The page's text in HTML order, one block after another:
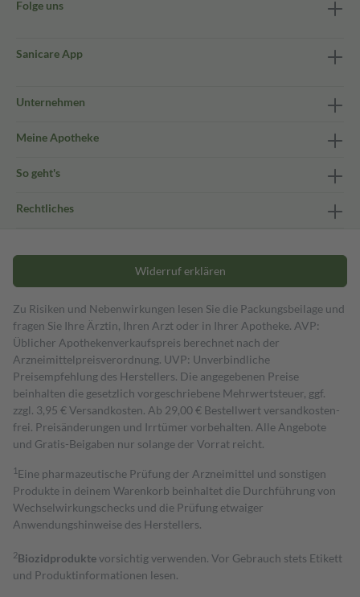
Folge uns
Sanicare App
Unternehmen
Meine Apotheke
So geht's
Rechtliches
Widerruf erklären
Zu Risiken und Nebenwirkungen lesen Sie die Packungsbeilage und
fragen Sie Ihre Ärztin, Ihren Arzt oder in Ihrer Apotheke. AVP:
Üblicher Apothekenverkaufspreis berechnet nach der
Arzneimittelpreisverordnung. UVP: Unverbindliche
Preisempfehlung des Herstellers. Die angegebenen Preise
beinhalten die gesetzlich vorgeschriebene Mehrwertsteuer, ggf.
zzgl. 3,95 € Versandkosten. Ab 29,00 € Bestell­wert versand­kosten­
frei. Preisänderungen und Irrtümer vorbehalten. Alle Angebote
und Gratis-Beigaben nur solange der Vorrat reicht.
1 Eine pharmazeutische Prüfung der Arzneimittel und sonstigen
Produkte in deinem Warenkorb beinhaltet die Durchführung von
Wechselwirkungschecks und die Prüfung etwaiger
Anwendungshinweise des Herstellers.
2Biozidproduktevorsichtig verwenden. Vor Gebrauch stets Etikett
und Produktinformationen lesen.